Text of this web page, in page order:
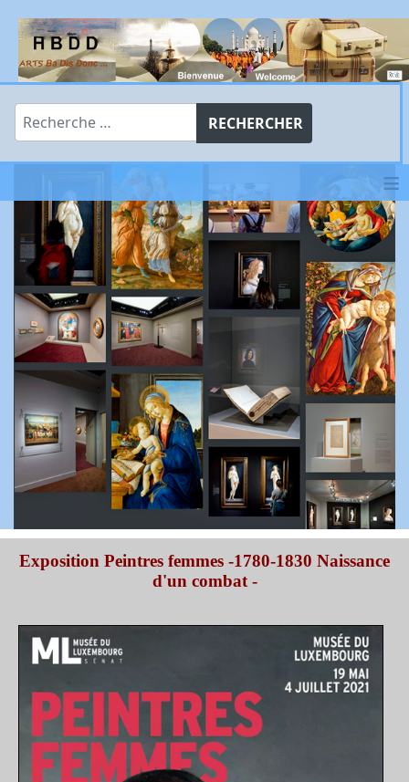
Rechercher
RECHERCHER
≡
Exposition Peintres femmes -1780-1830 Naissance
d'un combat -